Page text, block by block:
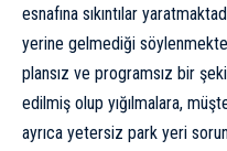
esnafına sıkıntılar
yerine gelmediği
plansız ve programsız bir
edilmiş olup yığılmalara,
ayrıca yetersiz park yeri